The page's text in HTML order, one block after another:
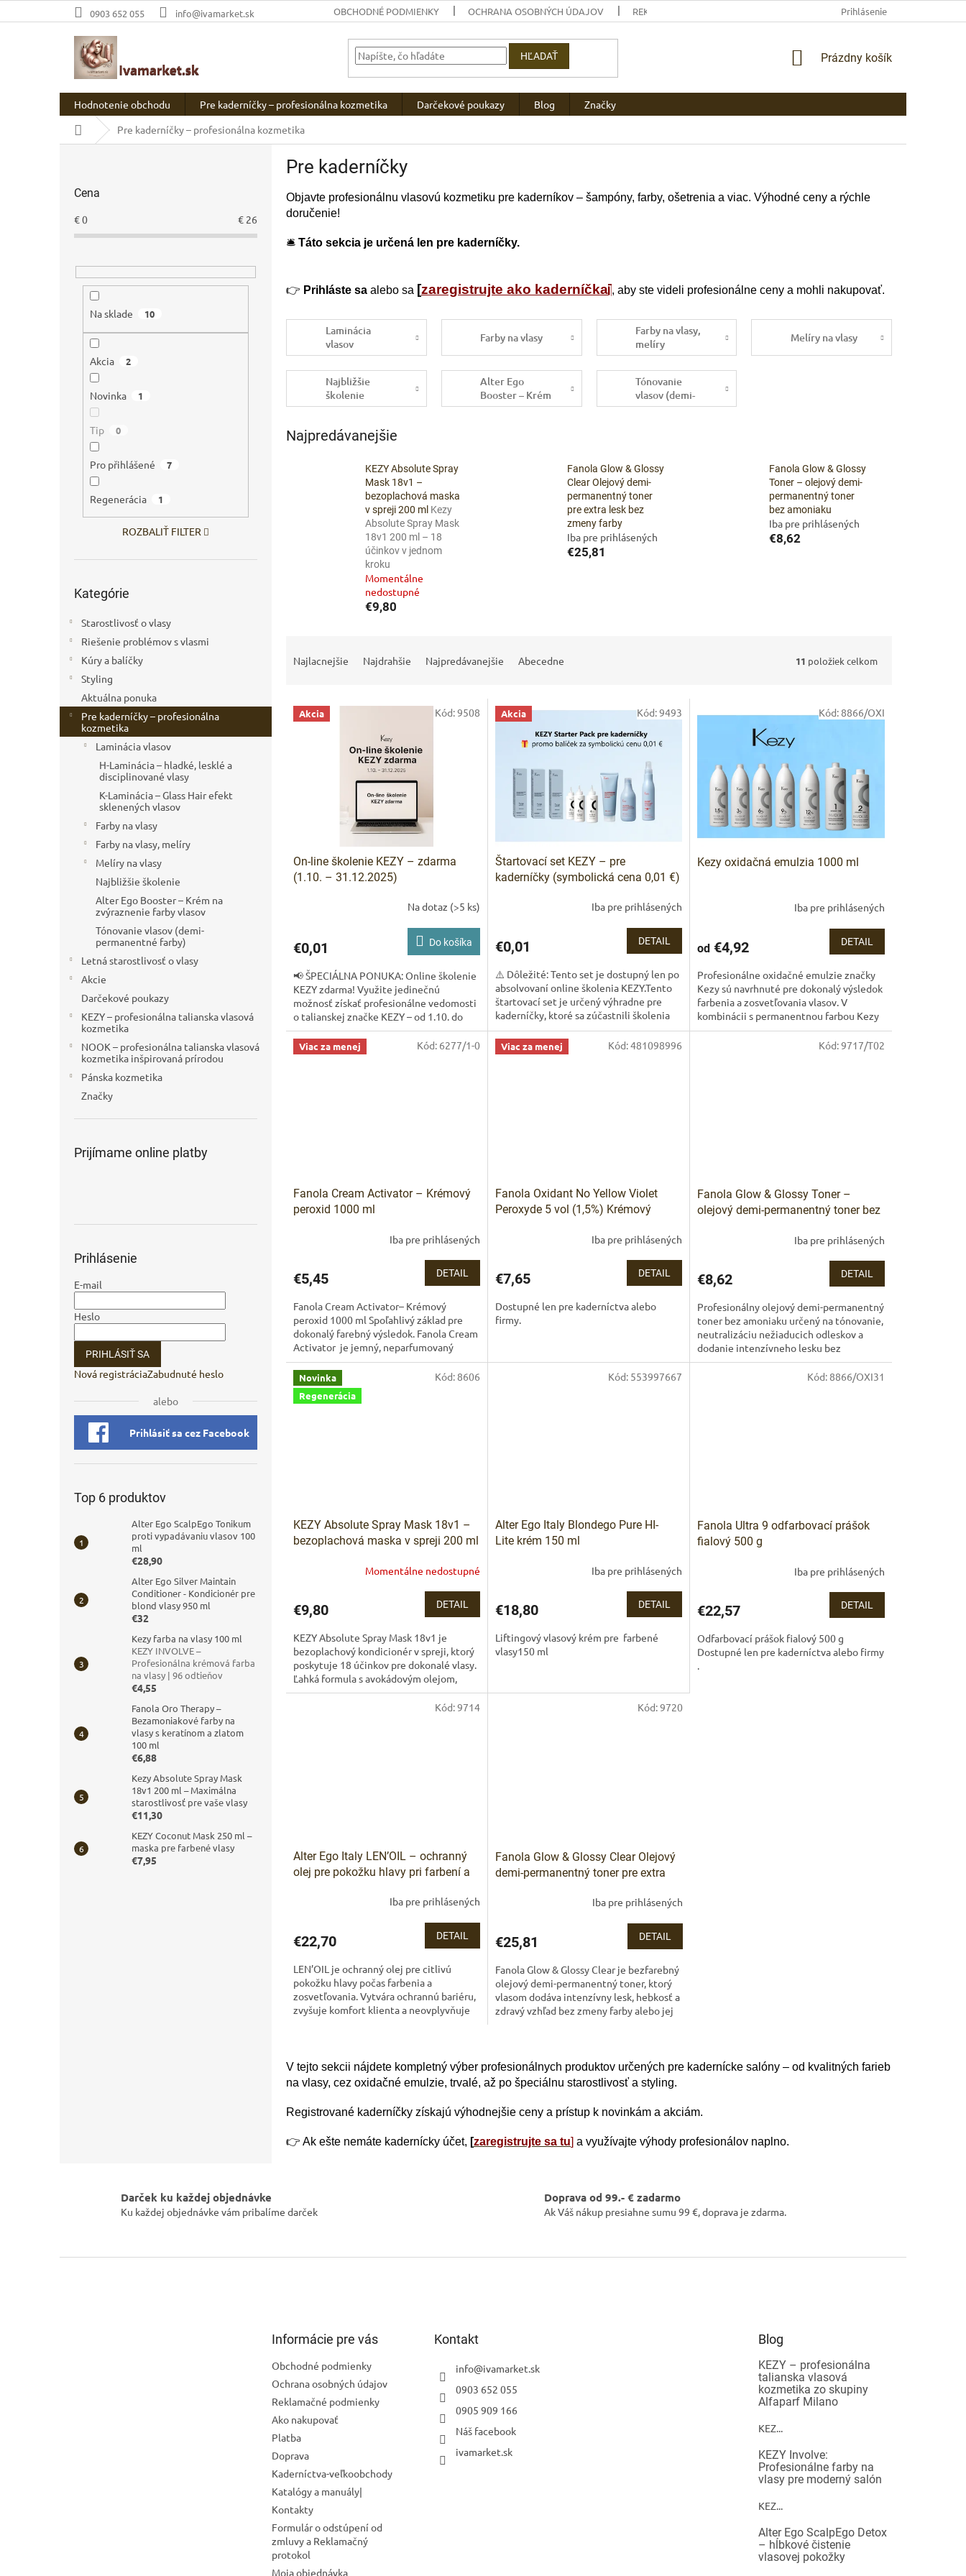
na
0903 652 055 info@ivamarket.sk OBCHODNÉ PODMIENKY OCHRANA OSOBNÝCH ÚDAJOV REKLAMAČNÉ PODMIENKY AKO NAKUPOVAŤ PLATBA
Prihlásenie
HĽADAŤ
NÁKUPNÝ
Prázdny košík
Hodnotenie obchodu Pre kaderníčky – profesionálna kozmetika Darčekové poukazy Blog
Značky
DomovPre kaderníčky – profesionálna kozmetika
Cena
€0 € 26
Na sklade 10
Akcia 2
Novinka 1
Tip 0
Pro přihlášené 7
Regenerácia 1
ROZBALIŤ FILTER
kategórie
Kategórie
Starostlivosť o vlasy
Riešenie problémov s vlasmi
Kúry a balíčky
Styling
Aktuálna ponuka
Pre kaderníčky – profesionálna
kozmetika
Laminácia vlasov
H-Laminácia – hladké, lesklé a
disciplinované vlasy
K-Laminácia – Glass Hair efekt
sklenených vlasov
Farby na vlasy
Farby na vlasy, melíry
Melíry na vlasy
Najbližšie školenie
Alter Ego Booster – Krém na
zvýraznenie farby vlasov
Tónovanie vlasov (demi-
permanentné farby)
Letná starostlivosť o vlasy
Akcie
Darčekové poukazy
KEZY – profesionálna talianska vlasová
kozmetika
NOOK – profesionálna talianska vlasová
kozmetika inšpirovaná prírodou
Pánska kozmetika
Značky
Prijímame online platby
Prihlásenie
E-mail
Heslo
PRIHLÁSIŤ SA
Nová registráciaZabudnuté heslo
alebo
Prihlásiť sa cez Facebook
Top 6 produktov
Alter Ego ScalpEgo Tonikum
proti vypadávaniu vlasov 100
ml
€28,90
Alter Ego Silver Maintain
Conditioner - Kondicionér pre
blond vlasy 950 ml
€32
Kezy farba na vlasy 100 ml
KEZY INVOLVE –
Profesionálna krémová farba
na vlasy | 96 odtieňov
€4,55
Fanola Oro Therapy –
Bezamoniakové farby na
vlasy s keratínom a zlatom
100 ml
€6,88
Kezy Absolute Spray Mask
18v1 200 ml – Maximálna
starostlivosť pre vaše vlasy
€11,30
KEZY Coconut Mask 250 ml –
maska pre farbené vlasy
€7,95
Pre kaderníčky
Objavte profesionálnu vlasovú kozmetiku pre kaderníkov – šampóny, farby, ošetrenia a viac. Výhodné ceny a rýchle
doručenie!
🛎 Táto sekcia je určená len pre kaderníčky.
👉 Prihláste sa alebo sa [zaregistrujte ako kaderníčka], aby ste videli profesionálne ceny a mohli nakupovať.
Laminácia
vlasov
Farby na vlasy
Farby na vlasy,
melíry
Melíry na vlasy
Najbližšie
školenie
Alter Ego
Booster – Krém
na zvýraznenie
Tónovanie
vlasov (demi-
permanentné
Najpredávanejšie
KEZY Absolute Spray
Mask 18v1 –
bezoplachová maska
v spreji 200 ml Kezy
Absolute Spray Mask
18v1 200 ml – 18
účinkov v jednom
kroku
Momentálne
nedostupné
€9,80
Fanola Glow & Glossy
Clear Olejový demi-
permanentný toner
pre extra lesk bez
zmeny farby
Iba pre prihlásených
€25,81
Fanola Glow & Glossy
Toner – olejový demi-
permanentný toner
bez amoniaku
Iba pre prihlásených
€8,62
Najlacnejšie Najdrahšie Najpredávanejšie Abecedne 11 položiek celkom
V Akcia
On-line školenie KEZY – zdarma
(1.10. – 31.12.2025)
Na dotaz (>5 ks)
€0,01 Do košíka
📢 ŠPECIÁLNA PONUKA: Online školenie
KEZY zdarma! Využite jedinečnú
možnosť získať profesionálne vedomosti
o talianskej značke KEZY – od 1.10. do
31.12.2025 úplne bez poplatku.
Kód:9508 Akcia
Štartovací set KEZY – pre
kaderníčky (symbolická cena 0,01 €)
Iba pre prihlásených
€0,01 DETAIL
⚠️ Dôležité: Tento set je dostupný len po
absolvovaní online školenia KEZY.Tento
štartovací set je určený výhradne pre
kaderníčky, ktoré sa zúčastnili školenia
na značku KEZY.👉...
Kód:9493
Kezy oxidačná emulzia 1000 ml
Iba pre prihlásených
od€4,92 DETAIL
Profesionálne oxidačné emulzie značky
Kezy sú navrhnuté pre dokonalý výsledok
farbenia a zosvetľovania vlasov. V
kombinácii s permanentnou farbou Kezy
Involve alebo bieliacim...
Kód:8866/OXI
Viac za menej
Fanola Cream Activator – Krémový
peroxid 1000 ml
Iba pre prihlásených
€5,45 DETAIL
Fanola Cream Activator– Krémový
peroxid 1000 ml Spoľahlivý základ pre
dokonalý farebný výsledok. Fanola Cream
Activator je jemný, neparfumovaný
krémový peroxid určený na...
Kód: 6277/1-0 Viac za menej
Fanola Oxidant No Yellow Violet
Peroxyde 5 vol (1,5%) Krémový
Iba pre prihlásených
€7,65 DETAIL
Dostupné len pre kaderníctva alebo
firmy.
Kód:481098996
Fanola Glow & Glossy Toner –
olejový demi-permanentný toner bez
Iba pre prihlásených
€8,62 DETAIL
Profesionálny olejový demi-permanentný
toner bez amoniaku určený na tónovanie,
neutralizáciu nežiaducich odleskov a
dodanie intenzívneho lesku bez
zosvetľovania. Ideálny po...
Kód:9717/T02
Novinka
Regenerácia
KEZY Absolute Spray Mask 18v1 –
bezoplachová maska v spreji 200 ml
ml – 18 účinkov v jednom kroku
Momentálne nedostupné
€9,80 DETAIL
KEZY Absolute Spray Mask 18v1 je
bezoplachový kondicionér v spreji, ktorý
poskytuje 18 účinkov pre dokonalé vlasy.
Ľahká formula s avokádovým olejom,
kokosovou vodou,...
Kód:8606
Alter Ego Italy Blondego Pure HI-
Lite krém 150 ml
Iba pre prihlásených
€18,80 DETAIL
Liftingový vlasový krém pre farbené
vlasy150 ml
Kód: 553997667
Fanola Ultra 9 odfarbovací prášok
fialový 500 g
Iba pre prihlásených
€22,57 DETAIL
Odfarbovací prášok fialový 500 g
Dostupné len pre kaderníctva alebo firmy
.
Kód:8866/OXI31
Alter Ego Italy LEN’OIL – ochranný
olej pre pokožku hlavy pri farbení a
Iba pre prihlásených
€22,70 DETAIL
LEN’OIL je ochranný olej pre citlivú
pokožku hlavy počas farbenia a
zosvetľovania. Vytvára ochrannú bariéru,
zvyšuje komfort klienta a neovplyvňuje
Kód:9714
Fanola Glow & Glossy Clear Olejový
demi-permanentný toner pre extra
Iba pre prihlásených
€25,81 DETAIL
Fanola Glow & Glossy Clear je bezfarebný
olejový demi-permanentný toner, ktorý
vlasom dodáva intenzívny lesk, hebkosť a
zdravý vzhľad bez zmeny farby alebo jej
Kód:9720
l
á
a
i
v
k
p
V tejto sekcii nájdete kompletný výber profesionálnych produktov určených pre kadernícke salóny – od kvalitných farieb
na vlasy, cez oxidačné emulzie, trvalé, až po špeciálnu starostlivosť a styling.
Registrované kaderníčky získajú výhodnejšie ceny a prístup k novinkám a akciám.
👉 Ak ešte nemáte kadernícky účet, [zaregistrujte sa tu] a využívajte výhody profesionálov naplno.
Darček ku každej objednávke
Ku každej objednávke vám pribalíme darček
Doprava od 99.- € zadarmo
Ak Váš nákup presiahne sumu 99 €, doprava je zdarma.
Informácie pre vás
Obchodné podmienky
Ochrana osobných údajov
Reklamačné podmienky
Ako nakupovať
Platba
Doprava
Kaderníctva-veľkoobchody
Katalógy a manuály|
Kontakty
Formulár o odstúpení od
zmluvy a Reklamačný
protokol
Moja objednávka
Kontakt
info@ivamarket.sk
0903 652 055
0905 909 166
Náš facebook
ivamarket.sk
Blog
KEZY – profesionálna
talianska vlasová
kozmetika zo skupiny
Alfaparf Milano
KEZ...
KEZY Involve:
Profesionálne farby na
vlasy pre moderný salón
KEZ...
Alter Ego ScalpEgo Detox
– hĺbkové čistenie
vlasovej pokožky
IVAMARKET poradca
Pomoc s výberom profesionálnej vlasovej kozmetiky 🙂